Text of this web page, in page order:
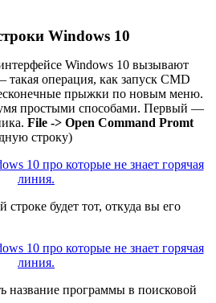
Windows 10
Windows 10 вызывают
операция, как запуск CMD
прыжки по новым меню.
простыми способами. Первый —
File -> Open Command Promt
строку)
будет тот, откуда вы его
название программы в поисковой